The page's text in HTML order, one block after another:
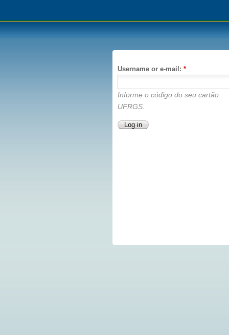
Username or e-mail: *
Informe o código do seu cartão
UFRGS.